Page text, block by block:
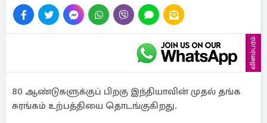
விளம்பரம்
80 ஆண்டுகளுக்குப் பிறகு இந்தியாவின் முதல் தங்க
சுரங்கம் உற்பத்தியை தொடங்குகிறது.